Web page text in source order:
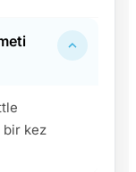
bir kez